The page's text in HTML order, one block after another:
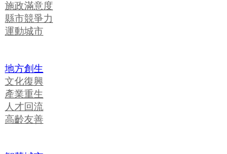
施政滿意度
縣市競爭力
運動城市
地方創生
文化復興
產業重生
人才回流
高齡友善